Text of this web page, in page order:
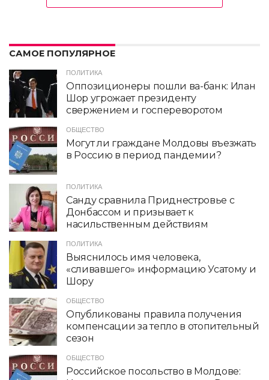
САМОЕ ПОПУЛЯРНОЕ
ПОЛИТИКА
Оппозиционеры пошли ва-банк: Илан
Шор угрожает президенту
свержением и госпереворотом
ОБЩЕСТВО
Могут ли граждане Молдовы въезжать
в Россию в период пандемии?
ПОЛИТИКА
Санду сравнила Приднестровье с
Донбассом и призывает к
насильственным действиям
ПОЛИТИКА
Выяснилось имя человека,
«сливавшего» информацию Усатому и
Шору
ОБЩЕСТВО
Опубликованы правила получения
компенсации за тепло в отопительный
сезон
ОБЩЕСТВО
Российское посольство в Молдове: